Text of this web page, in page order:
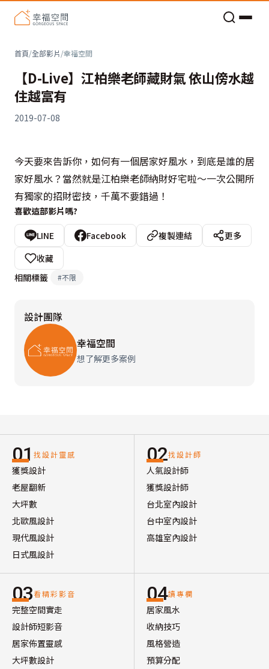
首頁/全部影片/幸福空間
【D-Live】江柏樂老師藏財氣 依山傍水越
住越富有
2019-07-08
今天要來告訴你，如何有一個居家好風水，到底是誰的居
家好風水？當然就是江柏樂老師納財好宅啦～一次公開所
有獨家的招財密技，千萬不要錯過！
喜歡這部影片嗎?
LINE Facebook 複製連結
更多
收藏
相關標籤
#不限
設計團隊
幸福空間
想了解更多案例
01 找設計靈感
獲獎設計
老屋翻新
大坪數
北歐風設計
現代風設計
日式風設計
02找設計師
人氣設計師
獲獎設計師
台北室內設計
台中室內設計
高雄室內設計
03看精彩影音
完整空間實走
設計師短影音
居家佈置靈感
大坪數設計
04讀專欄
居家風水
收納技巧
風格營造
預算分配